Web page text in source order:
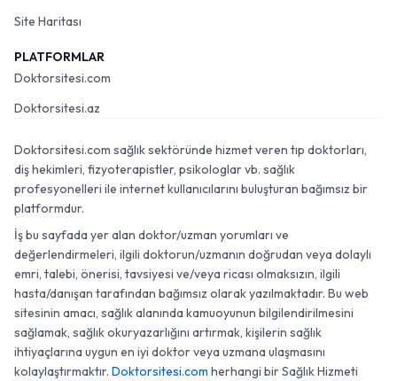
Site Haritası
PLATFORMLAR
Doktorsitesi.com
Doktorsitesi.az
Doktorsitesi.com sağlık sektöründe hizmet veren tıp doktorları,
diş hekimleri, fizyoterapistler, psikologlar vb. sağlık
profesyonelleri ile internet kullanıcılarını buluşturan bağımsız bir
platformdur.
İş bu sayfada yer alan doktor/uzman yorumları ve
değerlendirmeleri, ilgili doktorun/uzmanın doğrudan veya dolaylı
emri, talebi, önerisi, tavsiyesi ve/veya ricası olmaksızın, ilgili
hasta/danışan tarafından bağımsız olarak yazılmaktadır. Bu web
sitesinin amacı, sağlık alanında kamuoyunun bilgilendirilmesini
sağlamak, sağlık okuryazarlığını artırmak, kişilerin sağlık
ihtiyaçlarına uygun en iyi doktor veya uzmana ulaşmasını
kolaylaştırmaktır. Doktorsitesi.com herhangi bir Sağlık Hizmeti